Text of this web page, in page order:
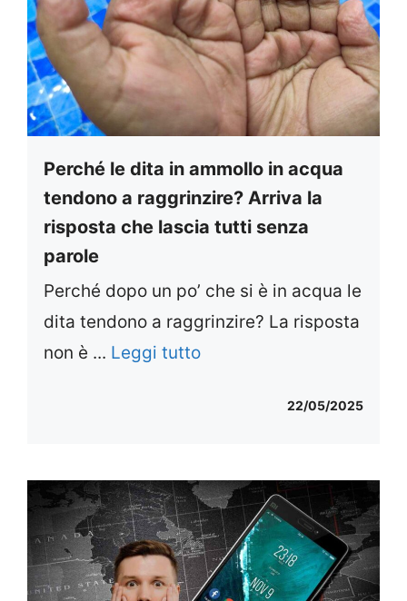
Perché le dita in ammollo in acqua
tendono a raggrinzire? Arriva la
risposta che lascia tutti senza
parole
Perché dopo un po’ che si è in acqua le
dita tendono a raggrinzire? La risposta
non è ... Leggi tutto
22/05/2025